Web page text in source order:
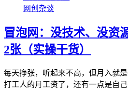
网创杂谈
冒泡网：没技术、没资
2张（实操干货）
每天挣张，听起来不高，但月入就
打工人的月工资了，还有一点是自